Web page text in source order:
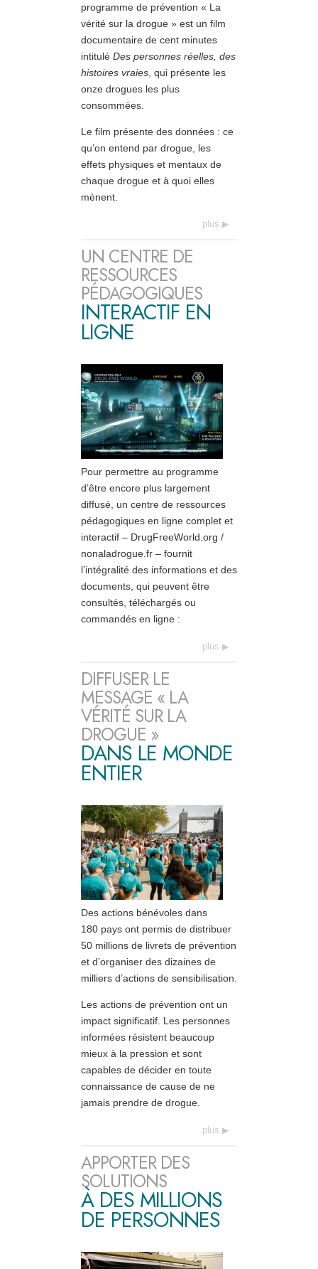
programme de prévention « La
vérité sur la drogue » est un film
documentaire de cent minutes
intitulé Des personnes réelles, des
histoires vraies , qui présente les
onze drogues les plus
consommées.
Le film présente des données : ce
qu’on entend par drogue, les
effets physiques et mentaux de
chaque drogue et à quoi elles
mènent.
plus
UN CENTRE DE
RESSOURCES
PÉDAGOGIQUES
INTERACTIF EN
LIGNE
Pour permettre au programme
d’être encore plus largement
diffusé, un centre de ressources
pédagogiques en ligne complet et
interactif – DrugFreeWorld.org /
nonaladrogue.fr – fournit
l’intégralité des informations et des
documents, qui peuvent être
consultés, téléchargés ou
commandés en ligne :
plus
DIFFUSER LE
MESSAGE « LA
VÉRITÉ SUR LA
DROGUE »
DANS LE MONDE
ENTIER
Des actions bénévoles dans
180 pays ont permis de distribuer
50 millions de livrets de prévention
et d’organiser des dizaines de
milliers d’actions de sensibilisation.
Les actions de prévention ont un
impact significatif. Les personnes
informées résistent beaucoup
mieux à la pression et sont
capables de décider en toute
connaissance de cause de ne
jamais prendre de drogue.
plus
APPORTER DES
SOLUTIONS
À DES MILLIONS
DE PERSONNES